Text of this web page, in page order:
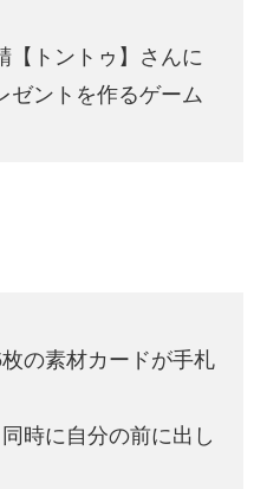
【トントゥ】さんに
ゼントを作るゲーム
の素材カードが手札
時に自分の前に出し